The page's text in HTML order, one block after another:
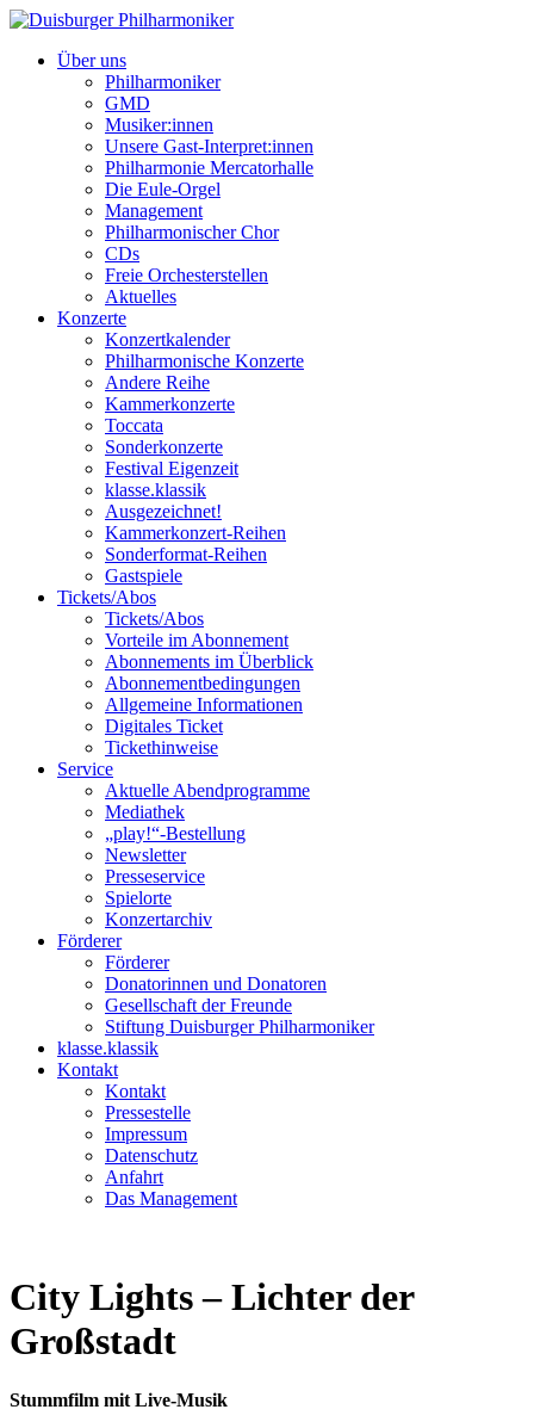
Über uns
Philharmoniker
GMD
Musiker:innen
Unsere Gast-Interpret:innen
Philharmonie Mercatorhalle
Die Eule-Orgel
Management
Philharmonischer Chor
CDs
Freie Orchesterstellen
Aktuelles
Konzerte
Konzertkalender
Philharmonische Konzerte
Andere Reihe
Kammerkonzerte
Toccata
Sonderkonzerte
Festival Eigenzeit
klasse.klassik
Ausgezeichnet!
Kammerkonzert-Reihen
Sonderformat-Reihen
Gastspiele
Tickets/Abos
Tickets/Abos
Vorteile im Abonnement
Abonnements im Überblick
Abonnement­bedingungen
Allgemeine Informationen
Digitales Ticket
Ticket­hinweise
Service
Aktuelle Abendprogramme
Mediathek
„play!“-Bestellung
Newsletter
Presseservice
Spielorte
Konzertarchiv
Förderer
Förderer
Donatorinnen und Donatoren
Gesellschaft der Freunde
Stiftung Duisburger Philharmoniker
klasse.klassik
Kontakt
Kontakt
Pressestelle
Impressum
Datenschutz
Anfahrt
Das Management
City Lights – Lichter der
Großstadt
Stummfilm mit Live-Musik